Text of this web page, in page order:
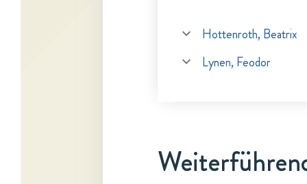
Hottenroth, Beatrix
Lynen, Feodor